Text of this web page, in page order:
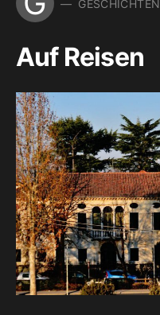
GESCHICHTEN
Auf Reisen